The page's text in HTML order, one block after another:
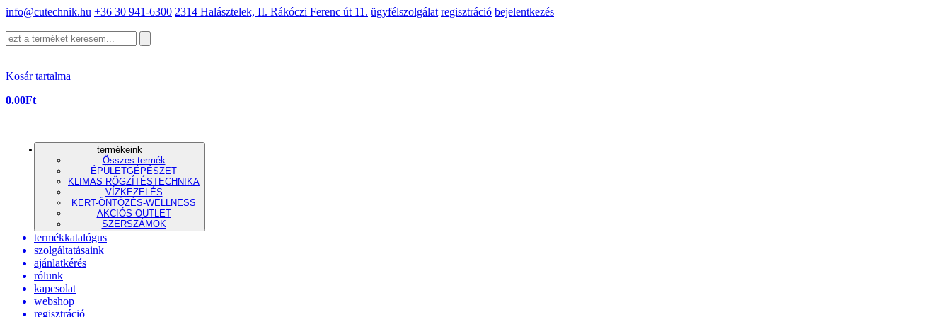
info@cutechnik.hu +36 30 941-6300 2314 Halásztelek, II. Rákóczi Ferenc út 11. ügyfélszolgálat regisztráció bejelentkezés
Kosár tartalma
0.00Ft
termékeink
Összes termék
ÉPÜLETGÉPÉSZET
KLIMAS RÖGZÍTÉSTECHNIKA
VÍZKEZELÉS
KERT-ÖNTÖZÉS-WELLNESS
AKCIÓS OUTLET
SZERSZÁMOK
termékkatalógus
szolgáltatásaink
ajánlatkérés
rólunk
kapcsolat
webshop
regisztráció